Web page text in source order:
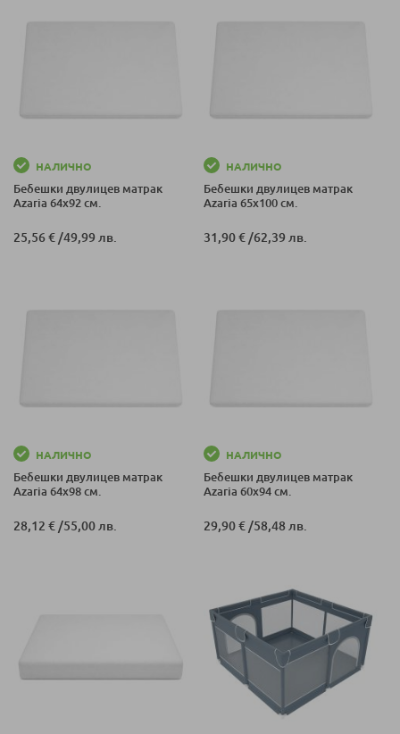
НАЛИЧНО
Бебешки двулицев матрак
Azaria 64х92 см.
25,56 € /49,99 лв.
НАЛИЧНО
Бебешки двулицев матрак
Azaria 65х100 см.
31,90 € /62,39 лв.
НАЛИЧНО
Бебешки двулицев матрак
Azaria 64х98 см.
28,12 € /55,00 лв.
НАЛИЧНО
Бебешки двулицев матрак
Azaria 60х94 см.
29,90 € /58,48 лв.